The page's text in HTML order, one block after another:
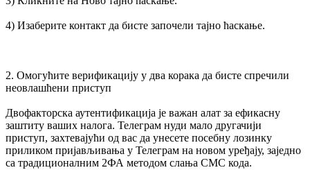
4) Изаберите контакт да бисте започели тајно ћаскање.
2. Омогућите верификацију у два корака да бисте спречили
неовлашћени приступ
Двофакторска аутентификација је важан алат за ефикасну
заштиту ваших налога. Телеграм нуди мало другачији
приступ, захтевајући од вас да унесете посебну лозинку
приликом пријављивања у Телеграм на новом уређају, заједно
са традиционалним 2ФА методом слања СМС кода.